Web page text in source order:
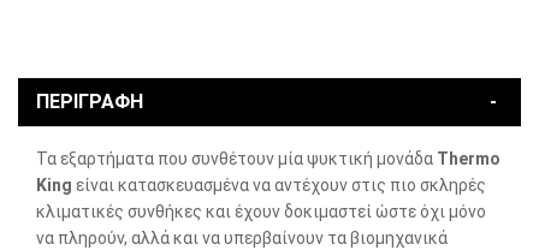
ΠΕΡΙΓΡΑΦΉ
Τα εξαρτήματα που συνθέτουν μία ψυκτική μονάδα Thermo
King είναι κατασκευασμένα να αντέχουν στις πιο σκληρές
κλιματικές συνθήκες και έχουν δοκιμαστεί ώστε όχι μόνο
να πληρούν, αλλά και να υπερβαίνουν τα βιομηχανικά